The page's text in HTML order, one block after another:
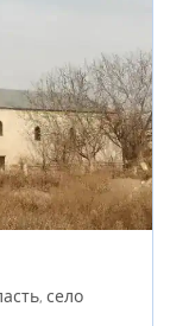
село